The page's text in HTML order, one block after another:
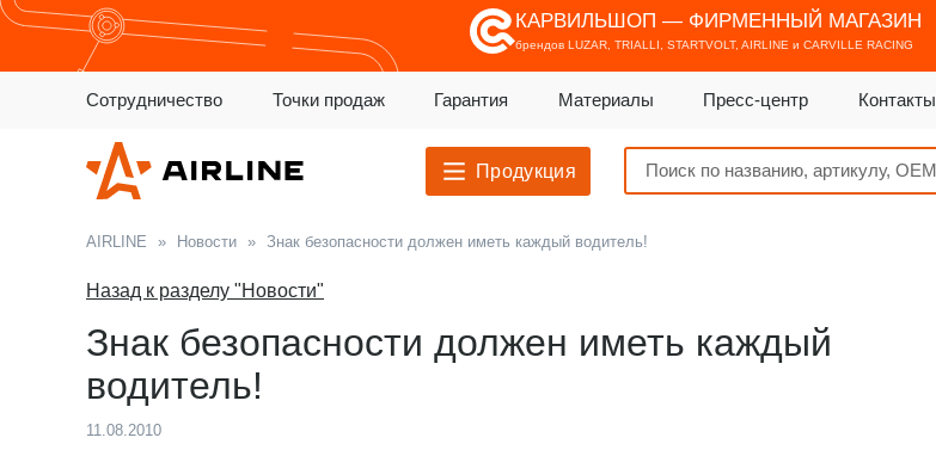
КАРВИЛЬШОП — ФИРМЕННЫЙ МАГАЗИН
брендов LUZAR, TRIALLI, STARTVOLT, AIRLINE и CARVILLE RACING
Сотрудничество Точки продаж Гарантия Материалы Пресс-центр Контакты
Продукция
AIRLINE » Новости » Знак безопасности должен иметь каждый водитель!
Назад к разделу "Новости"
Знак безопасности должен иметь каждый
водитель!
11.08.2010